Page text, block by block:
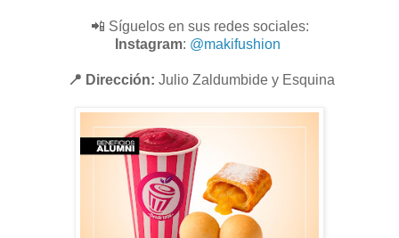
📲 Síguelos en sus redes sociales:
Instagram: @makifushion
📍 Dirección: Julio Zaldumbide y Esquina